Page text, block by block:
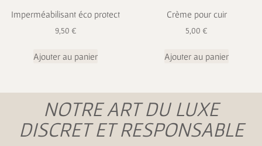
Imperméabilisant éco protect
9,50 €
Ajouter au panier
Crème pour cuir
5,00 €
Ajouter au panier
NOTRE ART DU LUXE
DISCRET ET RESPONSABLE